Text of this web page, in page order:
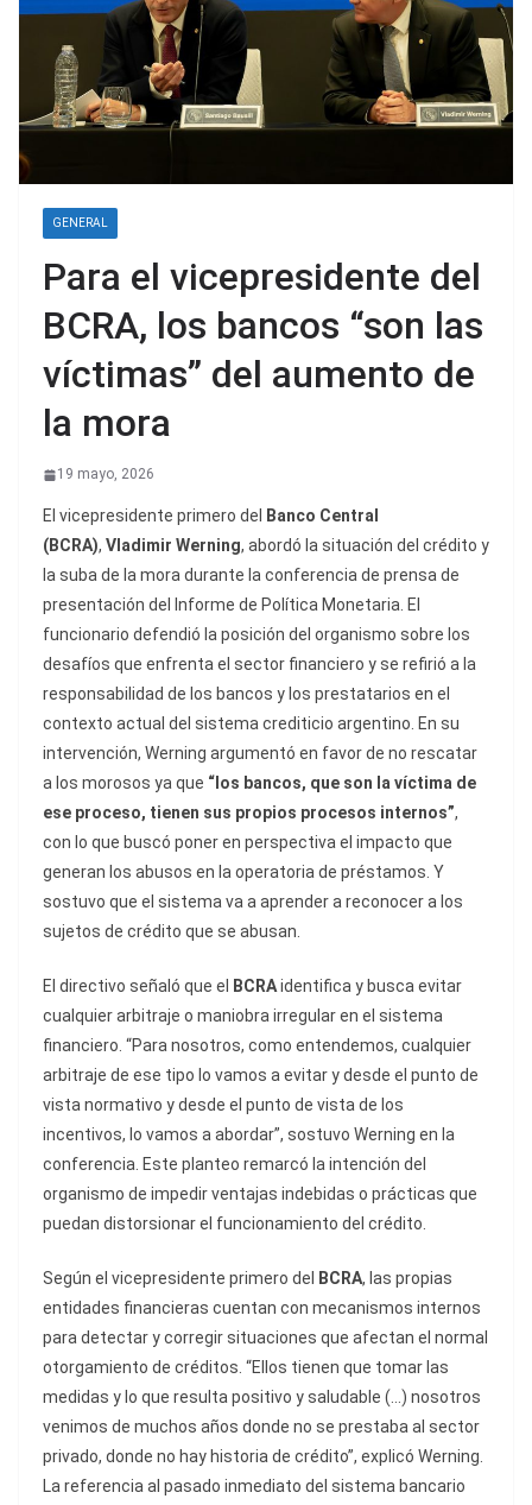
GENERAL
Para el vicepresidente del
BCRA, los bancos “son las
víctimas” del aumento de
la mora
19 mayo, 2026
El vicepresidente primero del
Banco Central
(BCRA), Vladimir Werning, abordó la situación del crédito y
la suba de la mora durante la conferencia de prensa de
presentación del Informe de Política Monetaria. El
funcionario defendió la posición del organismo sobre los
desafíos que enfrenta el sector financiero y se refirió a la
responsabilidad de los bancos y los prestatarios en el
contexto actual del sistema crediticio argentino. En su
intervención, Werning argumentó en favor de no rescatar
a los morosos ya que “los bancos, que son la víctima de
ese proceso, tienen sus propios procesos internos”,
con lo que buscó poner en perspectiva el impacto que
generan los abusos en la operatoria de préstamos. Y
sostuvo que el sistema va a aprender a reconocer a los
sujetos de crédito que se abusan.
El directivo señaló que el BCRAidentifica y busca evitar
cualquier arbitraje o maniobra irregular en el sistema
financiero. “Para nosotros, como entendemos, cualquier
arbitraje de ese tipo lo vamos a evitar y desde el punto de
vista normativo y desde el punto de vista de los
incentivos, lo vamos a abordar”, sostuvo Werning en la
conferencia. Este planteo remarcó la intención del
organismo de impedir ventajas indebidas o prácticas que
puedan distorsionar el funcionamiento del crédito.
Según el vicepresidente primero del BCRA, las propias
entidades financieras cuentan con mecanismos internos
para detectar y corregir situaciones que afectan el normal
otorgamiento de créditos. “Ellos tienen que tomar las
medidas y lo que resulta positivo y saludable (…) nosotros
venimos de muchos años donde no se prestaba al sector
privado, donde no hay historia de crédito”, explicó Werning.
La referencia al pasado inmediato del sistema bancario